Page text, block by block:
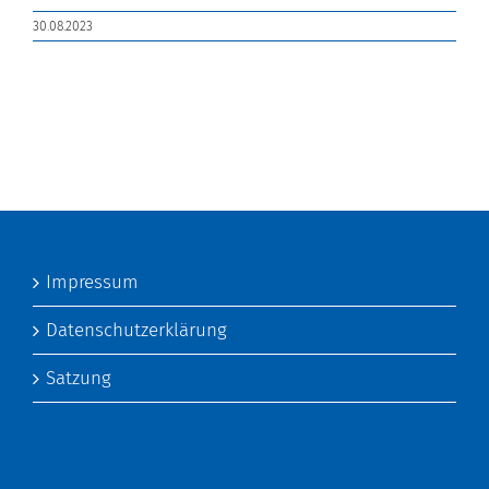
30.08.2023
Impressum
Datenschutzerklärung
Satzung